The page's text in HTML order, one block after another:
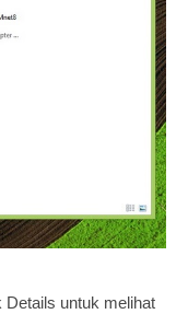
Details untuk melihat